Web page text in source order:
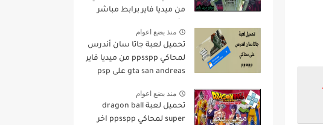
من ميديا فاير برابط مباشر
ppsspp
منذ بضع اعوام
تحميل لعبة جاتا سان أندرس
لمحاكي ppsspp من ميديا فاير
gta san andreas على psp
منذ بضع اعوام
تحميل لعبة dragon ball
super لمحاكي ppsspp اخر